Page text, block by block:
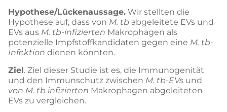
Hypothese/Lückenaussage. Wir stellten die
Hypothese auf, dass von M. tb abgeleitete EVs und
EVs aus M. tb-infizierten Makrophagen als
potenzielle Impfstoffkandidaten gegen eine M. tb-
Infektion dienen könnten.
Ziel. Ziel dieser Studie ist es, die Immunogenität
und den Immunschutz zwischen M. tb-EVs und
von M. tb infizierten Makrophagen abgeleiteten
EVs zu vergleichen.